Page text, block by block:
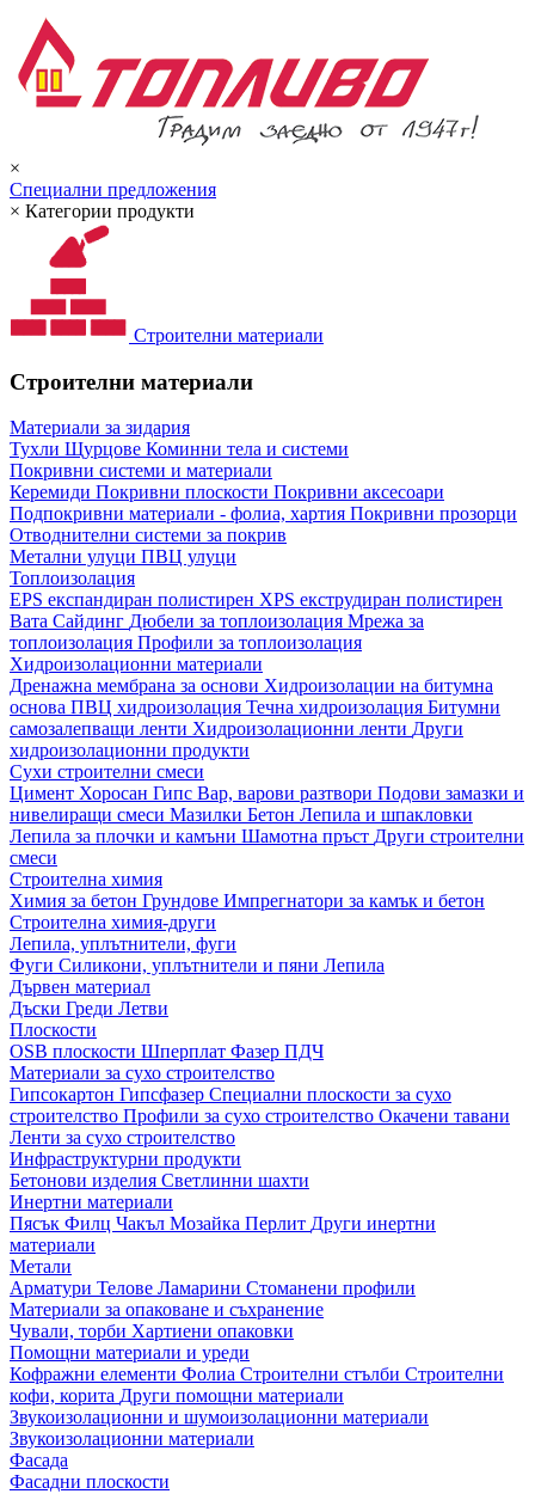
×
Специални предложения
× Категории продукти
Строителни материали
Строителни материали
Материали за зидария
Тухли Щурцове Коминни тела и системи
Покривни системи и материали
Керемиди Покривни плоскости Покривни аксесоари
Подпокривни материали - фолиа, хартия Покривни прозорци
Отводнителни системи за покрив
Метални улуци ПВЦ улуци
Топлоизолация
EPS експандиран полистирен XPS екструдиран полистирен
Вата Сайдинг Дюбели за топлоизолация Мрежа за
топлоизолация Профили за топлоизолация
Хидроизолационни материали
Дренажна мембрана за основи Хидроизолации на битумна
основа ПВЦ хидроизолация Течна хидроизолация Битумни
самозалепващи ленти Хидроизолационни ленти Други
хидроизолационни продукти
Сухи строителни смеси
Цимент Хоросан Гипс Вар, варови разтвори Подови замазки и
нивелиращи смеси Мазилки Бетон Лепила и шпакловки
Лепила за плочки и камъни Шамотна пръст Други строителни
смеси
Строителна химия
Химия за бетон Грундове Импрегнатори за камък и бетон
Строителна химия-други
Лепила, уплътнители, фуги
Фуги Силикони, уплътнители и пяни Лепила
Дървен материал
Дъски Греди Летви
Плоскости
OSB плоскости Шперплат Фазер ПДЧ
Материали за сухо строителство
Гипсокартон Гипсфазер Специални плоскости за сухо
строителство Профили за сухо строителство Окачени тавани
Ленти за сухо строителство
Инфраструктурни продукти
Бетонови изделия Светлинни шахти
Инертни материали
Пясък Филц Чакъл Мозайкa Перлит Други инертни
материали
Метали
Арматури Телове Ламарини Стоманени профили
Материали за опаковане и съхранение
Чували, торби Хартиени опаковки
Помощни материали и уреди
Кофражни елементи Фолиа Строителни стълби Строителни
кофи, корита Други помощни материали
Звукоизолационни и шумоизолационни материали
Звукоизолационни материали
Фасада
Фасадни плоскости